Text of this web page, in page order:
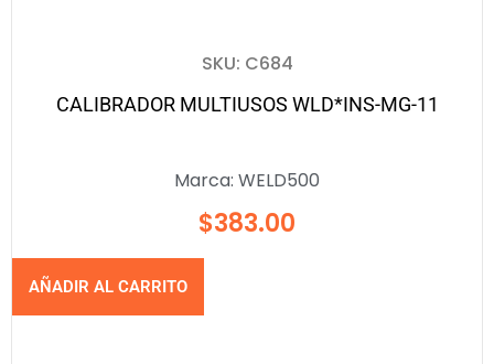
SKU: C684
CALIBRADOR MULTIUSOS WLD*INS-MG-11
Marca: WELD500
$383.00
AÑADIR AL CARRITO